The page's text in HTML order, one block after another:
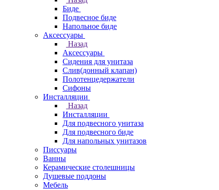
Биде
Подвесное биде
Напольное биде
Аксессуары
Назад
Аксессуары
Сидения для унитаза
Слив(донный клапан)
Полотенцедержатели
Сифоны
Инсталляции
Назад
Инсталляции
Для подвесного унитаза
Для подвесного биде
Для напольных унитазов
Писсуары
Ванны
Керамические столешницы
Душевые поддоны
Мебель